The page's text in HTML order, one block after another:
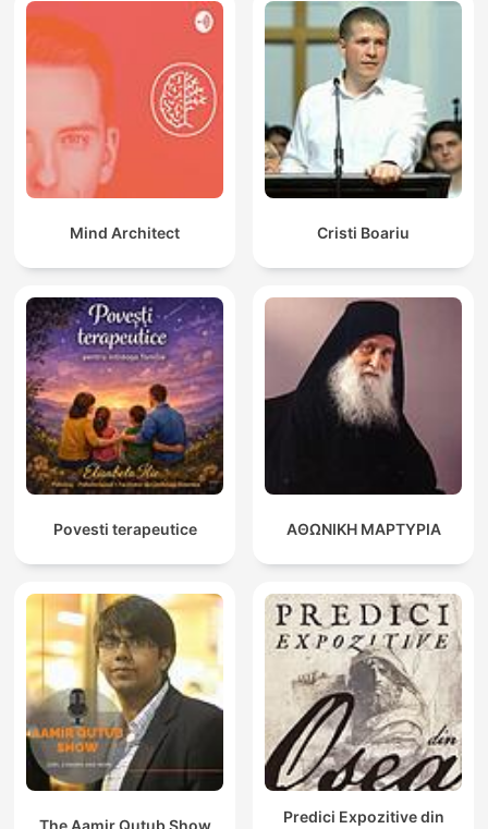
Mind Architect Cristi Boariu
Povesti terapeutice ΑΘΩΝΙΚΗ ΜΑΡΤΥΡΙΑ
Predici Expozitive din